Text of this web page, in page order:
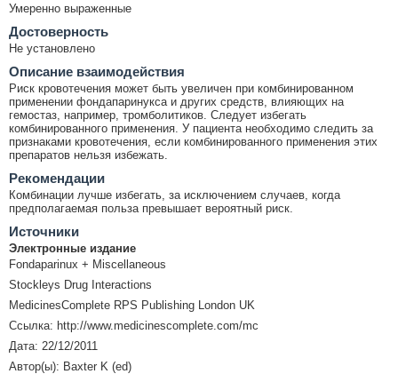
Умеренно выраженные
Достоверность
Не установлено
Описание взаимодействия
Риск кровотечения может быть увеличен при комбинированном
применении фондапаринукса и других средств, влияющих на
гемостаз, например, тромболитиков. Следует избегать
комбинированного применения. У пациента необходимо следить за
признаками кровотечения, если комбинированного применения этих
препаратов нельзя избежать.
Рекомендации
Комбинации лучше избегать, за исключением случаев, когда
предполагаемая польза превышает вероятный риск.
Источники
Электронные издание
Fondaparinux + Miscellaneous
Stockleys Drug Interactions
MedicinesComplete RPS Publishing London UK
Ссылка: http://www.medicinescomplete.com/mc
Дата: 22/12/2011
Автор(ы): Baxter K (ed)